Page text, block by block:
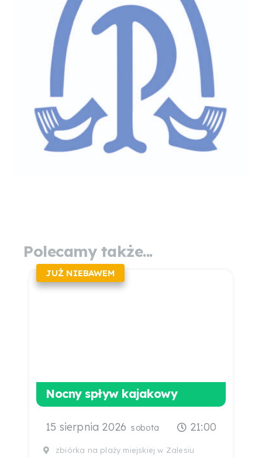
Polecamy także...
JUŻ NIEBAWEM
Nocny spływ kajakowy
15 sierpnia 2026 sobota 21:00
zbiórka na plaży miejskiej w Zalesiu